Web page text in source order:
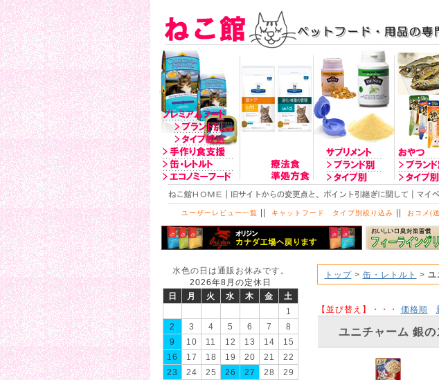
ユーザーレビュー一覧 || キャットフード タイプ別絞り込み || おコメ(
水色の日は通販お休みです。
2026年8月の定休日
日
月 火 水 木 金
土
1
2
3 4 5 6 7
8
9
10 11 12 13 14
15
16
17 18 19 20 21
22
23
24 25 26 27 28
29
トップ> 缶・レトルト > ユ
【並び替え】・・・ 価格順
ユニチャーム 銀の